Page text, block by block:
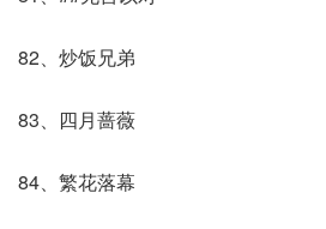
82、炒饭兄弟
83、四月蔷薇
84、繁花落幕